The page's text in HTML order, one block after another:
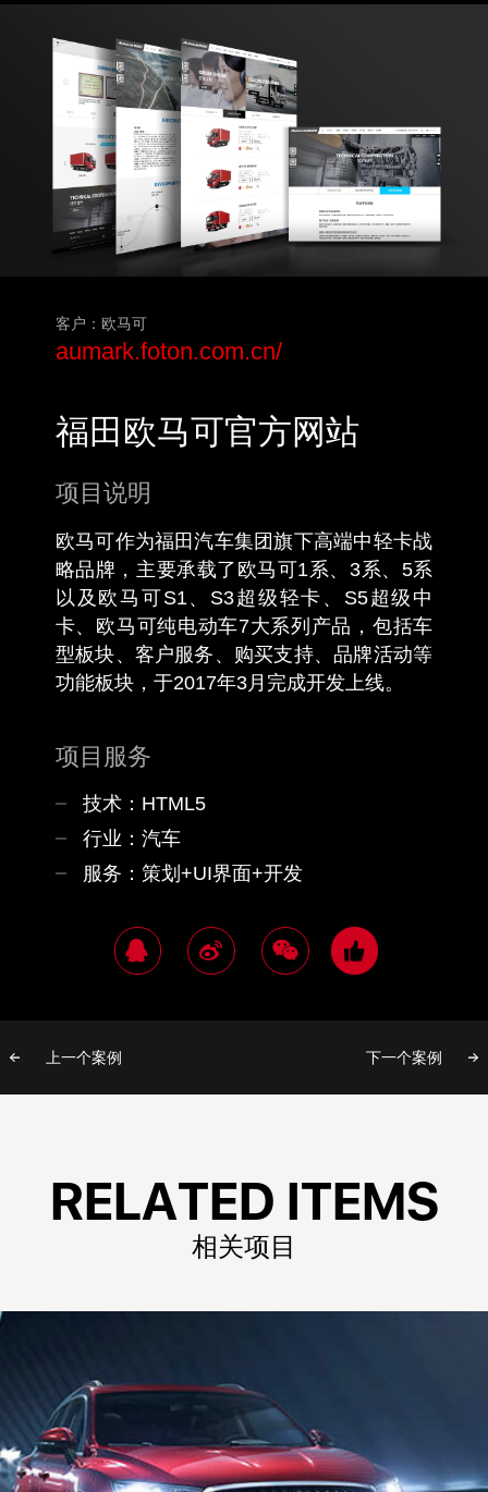
客户：欧马可
aumark.foton.com.cn/
福田欧马可官方网站
项目说明
欧马可作为福田汽车集团旗下高端中轻卡战
略品牌，主要承载了欧马可1系、3系、5系
以及欧马可S1、S3超级轻卡、S5超级中
卡、欧马可纯电动车7大系列产品，包括车
型板块、客户服务、购买支持、品牌活动等
功能板块，于2017年3月完成开发上线。
项目服务
技术：HTML5
行业：汽车
服务：策划+UI界面+开发
上一个案例 下一个案例
RELATED ITEMS
相关项目